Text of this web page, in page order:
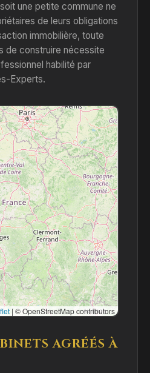
soit une petite commune ne
de leurs obligations
immobilière, toute
de construire nécessite
habilité par
Experts.
| © OpenStreetMap contributors
AGRÉÉS À